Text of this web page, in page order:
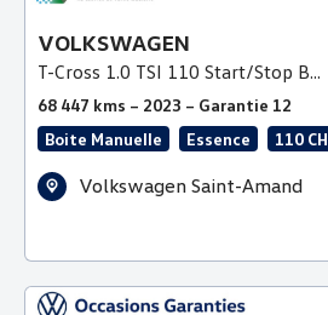
VOLKSWAGEN
T-Cross 1.0 TSI 110 Start/Stop B...
68 447 kms – 2023 – Garantie 12
Boite Manuelle
Essence 110 CH
Volkswagen Saint-Amand